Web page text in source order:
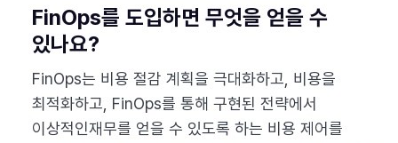
FinOps를 도입하면 무엇을 얻을 수
있나요?
FinOps는 비용 절감 계획을 극대화하고, 비용을
최적화하고, FinOps를 통해 구현된 전략에서
이상적인재무를 얻을 수 있도록 하는 비용 제어를